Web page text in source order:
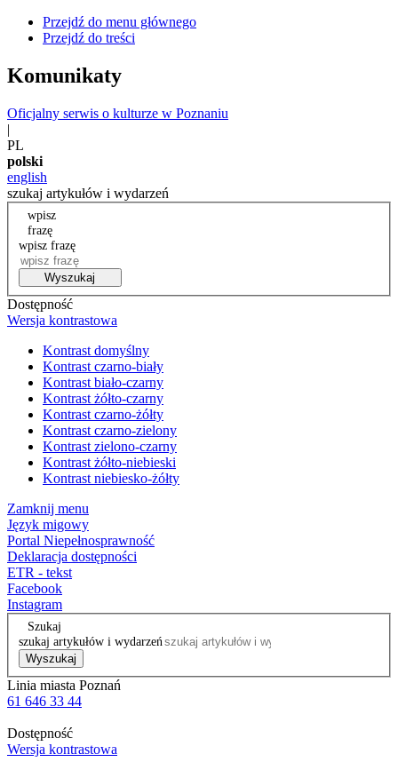
Przejdź do menu głównego
Przejdź do treści
Komunikaty
Oficjalny serwis o kulturze w Poznaniu
|
PL
polski
english
szukaj artykułów i wydarzeń
wpisz
frazę
wpisz frazę
Wyszukaj
Dostępność
Wersja kontrastowa
Kontrast domyślny
Kontrast czarno-biały
Kontrast biało-czarny
Kontrast żółto-czarny
Kontrast czarno-żółty
Kontrast czarno-zielony
Kontrast zielono-czarny
Kontrast żółto-niebieski
Kontrast niebiesko-żółty
Zamknij menu
Język migowy
Portal Niepełnosprawność
Deklaracja dostępności
ETR - tekst
Facebook
Instagram
Szukaj
szukaj artykułów i wydarzeń
Wyszukaj
Linia miasta Poznań
61 646 33 44
Dostępność
Wersja kontrastowa